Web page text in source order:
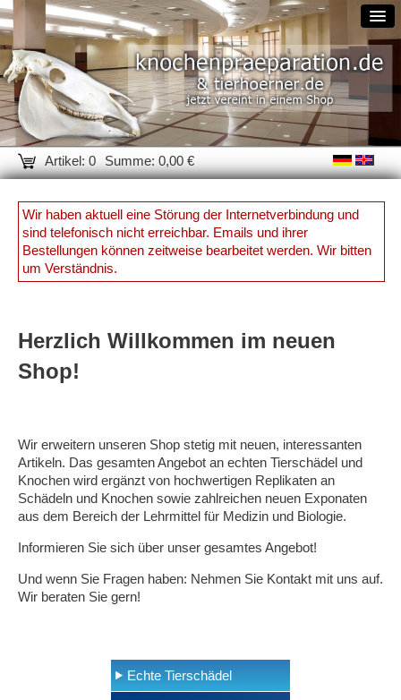
Artikel: 0 Summe: 0,00 €
Wir haben aktuell eine Störung der Internetverbindung und
sind telefonisch nicht erreichbar. Emails und ihrer
Bestellungen können zeitweise bearbeitet werden. Wir bitten
um Verständnis.
Herzlich Willkommen im neuen
Shop!
Wir erweitern unseren Shop stetig mit neuen, interessanten
Artikeln. Das gesamten Angebot an echten Tierschädel und
Knochen wird ergänzt von hochwertigen Replikaten an
Schädeln und Knochen sowie zahlreichen neuen Exponaten
aus dem Bereich der Lehrmittel für Medizin und Biologie.
Informieren Sie sich über unser gesamtes Angebot!
Und wenn Sie Fragen haben: Nehmen Sie Kontakt mit uns auf.
Wir beraten Sie gern!
Echte Tierschädel